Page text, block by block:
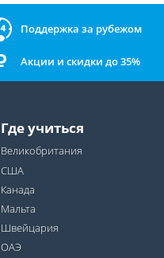
Поддержка за рубежом
Акции и скидки до 35%
Где учиться
Великобритания
США
Канада
Мальта
Швейцария
ОАЭ